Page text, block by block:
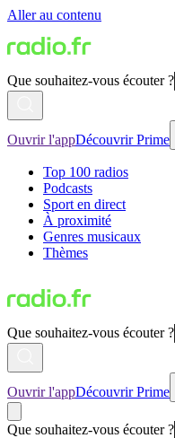
Aller au contenu
Que souhaitez-vous écouter ?
Ouvrir l'appDécouvrir Prime
Top 100 radios
Podcasts
Sport en direct
À proximité
Genres musicaux
Thèmes
Que souhaitez-vous écouter ?
Ouvrir l'appDécouvrir Prime
Que souhaitez-vous écouter ?